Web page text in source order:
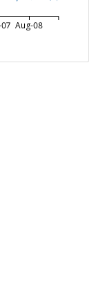
Aug-08